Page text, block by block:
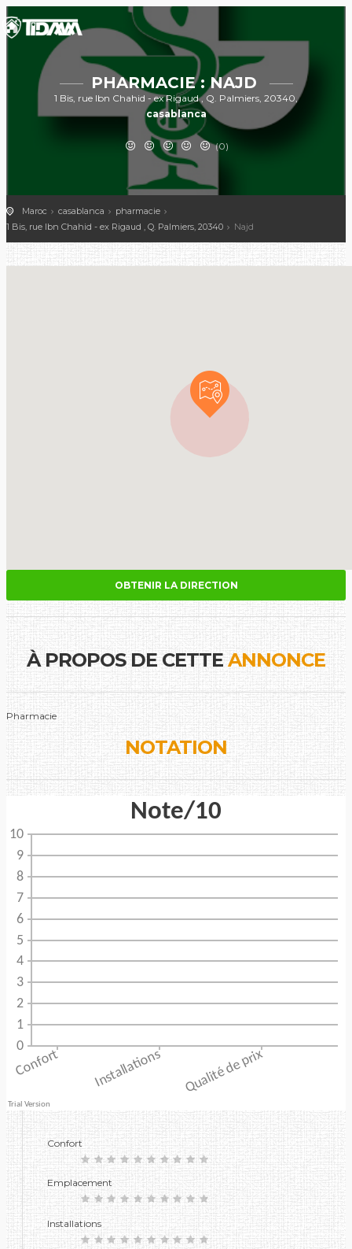
PHARMACIE : NAJD
1 Bis, rue Ibn Chahid - ex Rigaud , Q. Palmiers, 20340,
casablanca
(0)
Maroc casablanca
pharmacie
1 Bis, rue Ibn Chahid - ex Rigaud , Q. Palmiers, 20340
Najd
OBTENIR LA DIRECTION
À PROPOS DE CETTE ANNONCE
Pharmacie
NOTATION
Confort
Emplacement
Installations